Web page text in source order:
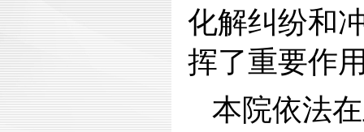
化解纠纷和
挥了重要作
本院依法